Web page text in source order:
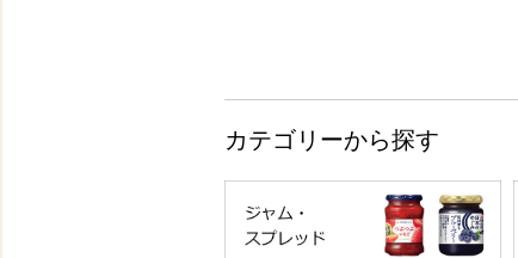
カテゴリーから探す